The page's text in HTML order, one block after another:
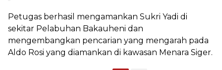
Petugas berhasil mengamankan Sukri Yadi di
sekitar Pelabuhan Bakauheni dan
mengembangkan pencarian yang mengarah pada
Aldo Rosi yang diamankan di kawasan Menara Siger.